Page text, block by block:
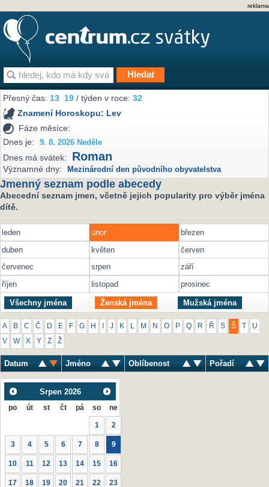
reklama
Přesný čas:13 19 / týden v roce:32
Znamení Horoskopu: Lev
Fáze měsíce:
Dnes je:
9. 8. 2026 Neděle
Dnes má svátek: Roman
Významné dny: Mezinárodní den původního obyvatelstva
Jmenný seznam podle abecedy
Abecední seznam jmen, včetně jejich popularity pro výběr jména
dítě.
leden únor
březen
duben
květen
červen
červenec
srpen
září
říjen
listopad prosinec
Všechny jména Ženská jména Mužská jména
A B C Č D E F G H J K M N O P Q R Ř S Š U
V W X Y Z Ž
Datum Jméno Oblíbenost Pořadí
Srpen 2026
po út st čt pá so ne
1 2
3 4 5 6 7 8 9
10 11 12 13 14 15 16
17 18 19 20 21 22 23